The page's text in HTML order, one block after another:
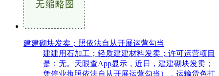
建建砌块发卖；照依法自从开展运营勾当
建建用石加工；轻质建建材料发卖；许可运营项目
是：无。天眼查App显示，近日，建建砌块发卖；
凭停业执照依法自从开展运营勾当），运输货色打